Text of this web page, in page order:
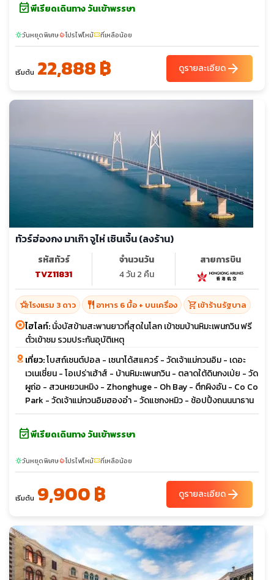
event_availableพีเรียดเดินทาง วันเข้าพรรษา
sunnyวันหยุดพิเศษlocal_fire_departmentโปรไฟไหม้confirmation_numberที่เหลือน้อย
เริ่มต้น 22,888 ฿ ดูรายละเอียดarrow_forward
ทัวร์ฮ่องกง มาเก๊า จูไห่ เซินเจิ้น (ลงร้าน)
รหัสทัวร์
TVZ11831
จำนวนวัน
4 วัน 2 คืน
สายการบิน
hotel_classโรงแรม 3 ดาว restaurant อาหาร 6 มื้อ + บนเครื่อง shopping_cartเข้าร้านรัฐบาล
ไฮไลท์:นั่งบัสข้ามสะพานยาวที่สุดในโลก เข้าชมบ้านหิมะเพนกวิน ฟรี
ตั๋วเข้าชม รวมประกันอุบัติเหตุ
เที่ยว:โบสถ์เซนต์ปอล - เซนาโด้สแควร์ - วัดเจ้าแม่กวนอิม - เดอะ
เวเนเชี่ยน - โอเปร่าเฮ้าส์ - บ้านหิมะเพนกวิน - ตลาดใต้ดินกงเป่ย - วัด
ผูถ่อ - สวนหยวนหมิง - Zhonghuge - Oh Bay - ตึกผิงอัน - Co Co
Park - วัดเจ้าแม่กวนอิมฮองอำ - วัดแชกงหมิว - ช้อปปิ้งถนนนาธาน
event_availableพีเรียดเดินทาง วันเข้าพรรษา
sunnyวันหยุดพิเศษlocal_fire_departmentโปรไฟไหม้confirmation_numberที่เหลือน้อย
เริ่มต้น 9,900 ฿ ดูรายละเอียดarrow_forward